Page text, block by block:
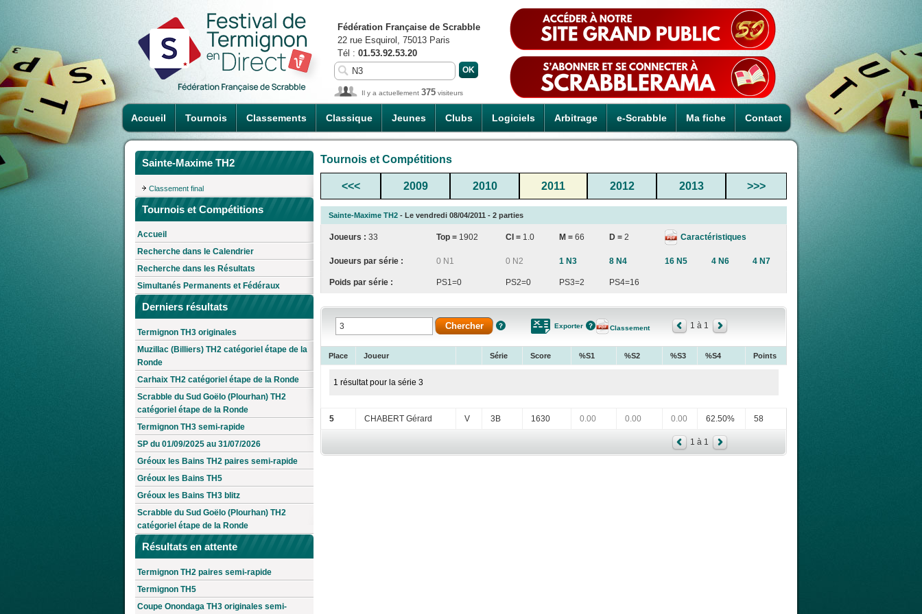
Accueil Tournois Classements Classique Jeunes Clubs Logiciels Arbitrage e-Scrabble Ma fiche Contact
Fédération Française de Scrabble
22 rue Esquirol, 75013 Paris
Tél : 01.53.92.53.20
Il y a actuellement 375 visiteurs
Sainte-Maxime TH2
Classement final
Tournois et Compétitions
Accueil
Recherche dans le Calendrier
Recherche dans les Résultats
Simultanés Permanents et Fédéraux
Derniers résultats
Termignon TH3 originales
Muzillac (Billiers) TH2 catégoriel étape de la
Ronde
Carhaix TH2 catégoriel étape de la Ronde
Scrabble du Sud Goëlo (Plourhan) TH2
catégoriel étape de la Ronde
Termignon TH3 semi-rapide
SP du 01/09/2025 au 31/07/2026
Gréoux les Bains TH2 paires semi-rapide
Gréoux les Bains TH5
Gréoux les Bains TH3 blitz
Scrabble du Sud Goëlo (Plourhan) TH2
catégoriel étape de la Ronde
Résultats en attente
Termignon TH2 paires semi-rapide
Termignon TH5
Coupe Onondaga TH3 originales semi-
Tournois et Compétitions
<<< 2009 2010 2011 2012 2013 >>>
Sainte-Maxime TH2 - Le vendredi 08/04/2011 - 2 parties
Joueurs : 33 Top = 1902 CI = 1.0 M = 66 D = 2 Caractéristiques
Joueurs par série : 0 N1 0 N2 1 N3 8 N4 16 N5 4 N6 4 N7
Poids par série : PS1=0 PS2=0 PS3=2 PS4=16
Exporter Classement 1 à 1
Place Joueur Série Score %S1 %S2 %S3 %S4 Points
1 résultat pour la série 3
5 CHABERT Gérard V 3B 1630 0.00 0.00 0.00 62.50% 58
1 à 1